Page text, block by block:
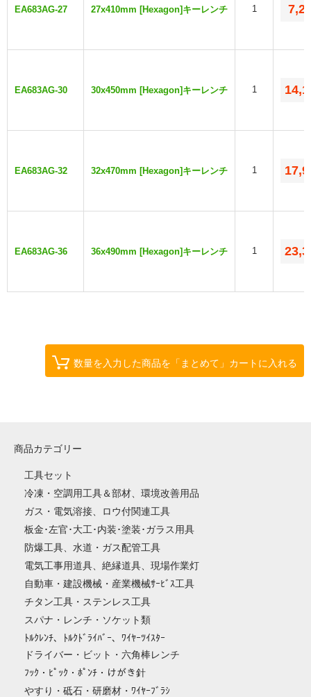
EA683AG-27 27x410mm [Hexagon]キーレンチ 1
EA683AG-30 30x450mm [Hexagon]キーレンチ 1
EA683AG-32 32x470mm [Hexagon]キーレンチ 1
EA683AG-36 36x490mm [Hexagon]キーレンチ 1
数量を入力した商品を「まとめて」カートに入れる
商品カテゴリー
工具セット
冷凍・空調用工具＆部材、環境改善用品
ガス・電気溶接、ロウ付関連工具
板金･左官･大工･内装･塗装･ガラス用具
防爆工具、水道・ガス配管工具
電気工事用道具、絶縁道具、現場作業灯
自動車・建設機械・産業機械ｻｰﾋﾞｽ工具
チタン工具・ステンレス工具
スパナ・レンチ・ソケット類
ﾄﾙｸﾚﾝﾁ、ﾄﾙｸﾄﾞﾗｲﾊﾞｰ、ﾜｲﾔｰﾂｲｽﾀｰ
ドライバー・ビット・六角棒レンチ
ﾌｯｸ・ﾋﾟｯｸ・ﾎﾟﾝﾁ・けがき針
やすり・砥石・研磨材・ﾜｲﾔｰﾌﾞﾗｼ